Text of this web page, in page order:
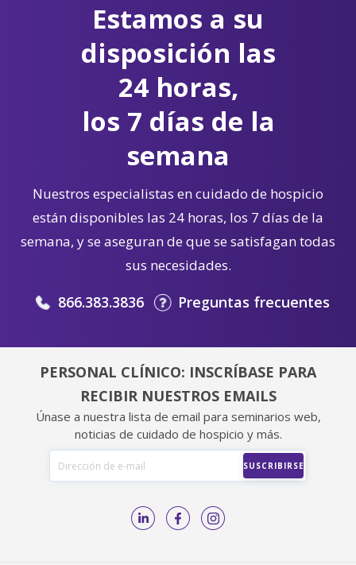
Estamos a su
disposición las
24 horas,
los 7 días de la
semana
Nuestros especialistas en cuidado de hospicio
están disponibles las 24 horas, los 7 días de la
semana, y se aseguran de que se satisfagan todas
sus necesidades.
866.383.3836 Preguntas frecuentes
PERSONAL CLÍNICO: INSCRÍBASE PARA
RECIBIR NUESTROS EMAILS
Únase a nuestra lista de email para seminarios web,
noticias de cuidado de hospicio y más.